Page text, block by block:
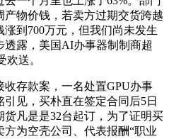
物价钱，若卖方过期交货跨越
到700万元，但我们尚未发生
露，美国AI办事器制制商超
欢送。
存款案，一名处置GPU办事
见，买朴直在签定合同后5日
凡是是32台起订，为了证明买
为空壳公司、代表报酬“职业